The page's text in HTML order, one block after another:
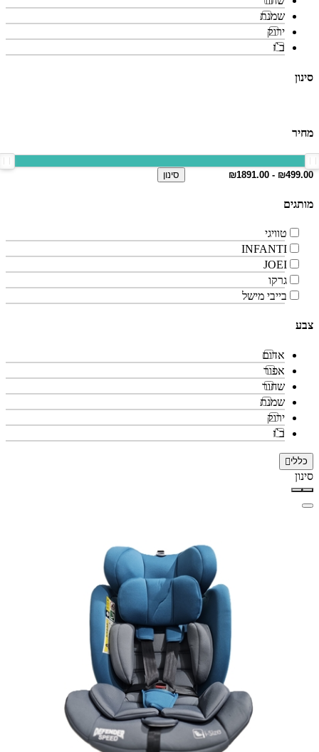
שמנת
ירוק
ב`ז
סינון
מחיר
סינון
מותגים
טוויגי
INFANTI
JOEI
גרקו
בייבי מישל
צבע
אדום
אפור
שחור
שמנת
ירוק
ב`ז
כללי
סינון